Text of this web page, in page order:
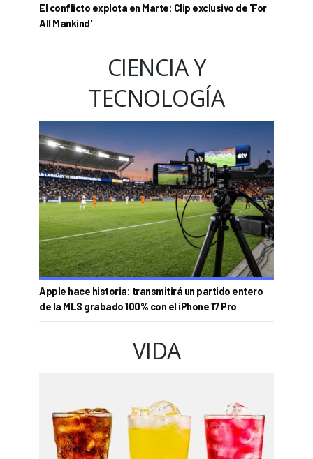
El conflicto explota en Marte: Clip exclusivo de 'For
All Mankind'
CIENCIA Y
TECNOLOGÍA
Apple hace historia: transmitirá un partido entero
de la MLS grabado 100% con el iPhone 17 Pro
VIDA